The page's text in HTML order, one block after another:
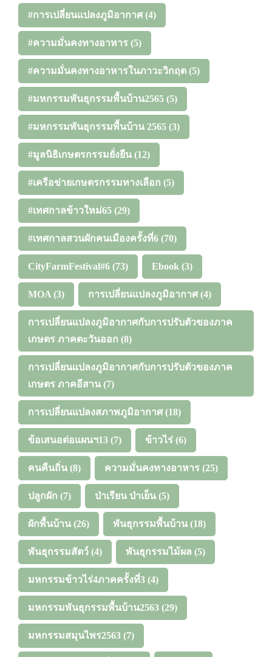
#การเปลี่ยนแปลงภูมิอากาศ(4)
#ความมั่นคงทางอาหาร (5)
#ความมั่นคงทางอาหารในภาวะวิกฤต (5)
#มหกรรมพันธุกรรมพื้นบ้าน2565 (5)
#มหกรรมพันธุกรรมพื้นบ้าน 2565 (3)
#มูลนิธิเกษตรกรรมยั่งยืน (12)
#เครือข่ายเกษตรกรรมทางเลือก (5)
#เทศกาลข้าวใหม่65 (29)
#เทศกาลสวนผักคนเมืองครั้งที่6 (70)
CityFarmFestival#6 (73) Ebook (3)
MOA (3) การเปลี่ยนแปลงภูมิอากาศ(4)
การเปลี่ยนแปลงภูมิอากาศกับการปรับตัวของภาค
เกษตร ภาคตะวันออก (8)
การเปลี่ยนแปลงภูมิอากาศกับการปรับตัวของภาค
เกษตร ภาคอีสาน (7)
การเปลี่ยนแปลงสภาพภูมิอากาศ(18)
ข้อเสนอต่อแผนฯ13 (7) ข้าวไร่ (6)
คนคืนถิ่น (8) ความมั่นคงทางอาหาร (25)
ปลูกผัก (7) ป่าเรียน ป่าเย็น (5)
ผักพื้นบ้าน (26) พันธุกรรมพื้นบ้าน (18)
พันธุกรรมสัตว์ (4) พันธุกรรมไม้ผล (5)
มหกรรมข้าวไร่4ภาคครั้งที่3 (4)
มหกรรมพันธุกรรมพื้นบ้าน2563 (29)
มหกรรมสมุนไพร2563 (7)